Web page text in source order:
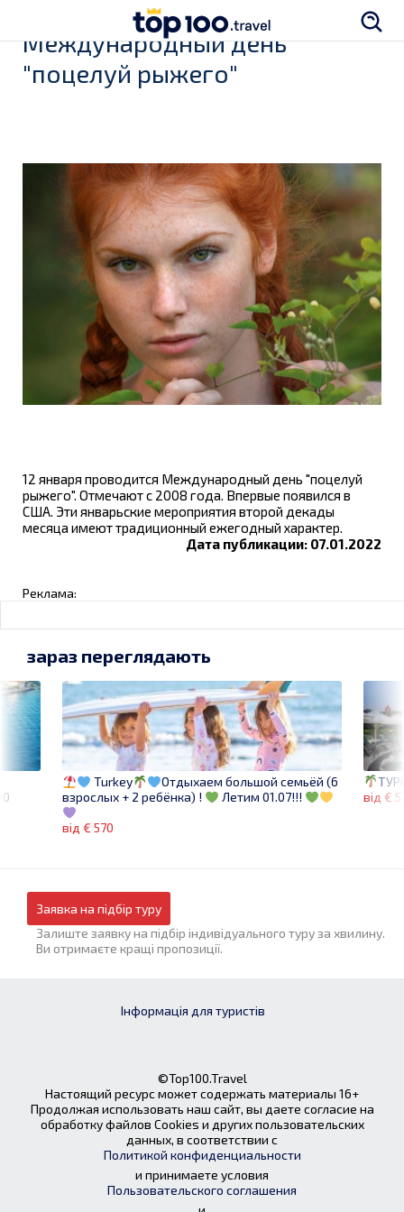
Международный день
"поцелуй рыжего"
12 января проводится Международный день "поцелуй
рыжего". Отмечают с 2008 года. Впервые появился в
США. Эти январьские мероприятия второй декады
месяца имеют традиционный ежегодный характер.
Дата публикации: 07.01.2022
Реклама:
від €
зараз переглядають
Turkey
Отдыхаем большой семьёй (6
взрослых + 2 ребёнка) !
Летим 01.07!!!
від € 570
Заявка на підбір туру
Залиште заявку на підбір індивідуального туру за хвилину.
Ви отримаєте кращі пропозиції.
Інформація для туристів
©Top100.Travel
Настоящий ресурс может содержать материалы 16+
Продолжая использовать наш сайт, вы даете согласие на
обработку файлов Cookies и других пользовательских
данных, в соответствии с
Политикой конфиденциальности
и принимаете условия
Пользовательского соглашения